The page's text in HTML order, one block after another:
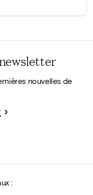
nouvelles de
: